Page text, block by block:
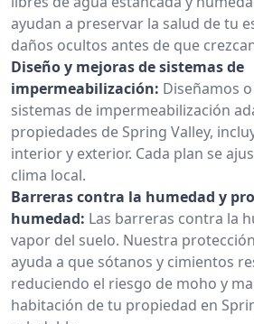
ayudan a preservar la salud de tu
daños ocultos antes de que
Diseño y mejoras de sistemas de
impermeabilización: Diseñamos
sistemas de impermeabilización
propiedades de Spring Valley,
interior y exterior. Cada plan se
clima local.
Barreras contra la humedad y
humedad: Las barreras contra la
vapor del suelo. Nuestra
ayuda a que sótanos y cimientos
reduciendo el riesgo de moho y
habitación de tu propiedad en